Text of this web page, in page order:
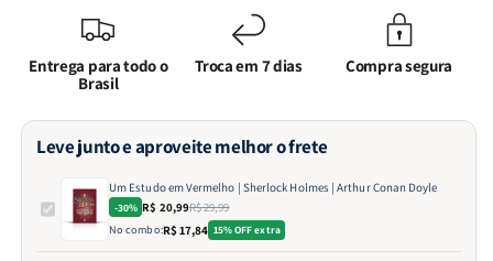
Entrega para todo o
Brasil
Troca em 7 dias Compra segura
Leve junto e aproveite melhor o frete
Um Estudo em Vermelho | Sherlock Holmes | Arthur Conan Doyle
-30% R$ 20,99R$ 29,99
No combo:R$ 17,84 15% OFF extra